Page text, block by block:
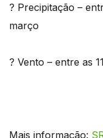
? Precipitação –
março
? Vento – entre as
Mais informação: